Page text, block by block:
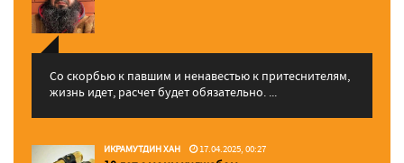
Со скорбью к павшим и ненавестью к притеснителям,
жизнь идет, расчет будет обязательно. ...
ИКРАМУТДИН ХАН 17.04.2025, 00:27